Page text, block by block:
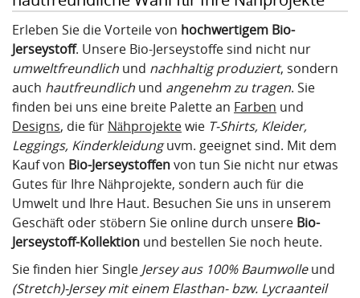
Erleben Sie die Vorteile von hochwertigem Bio-
Jerseystoff. Unsere Bio-Jerseystoffe sind nicht nur
umweltfreundlich und nachhaltig produziert, sondern
auch hautfreundlich und angenehm zu tragen. Sie
finden bei uns eine breite Palette an Farben und
Designs, die für Nähprojektewie T-Shirts, Kleider,
Leggings, Kinderkleidunguvm. geeignet sind. Mit dem
Kauf von Bio-Jerseystoffenvon tun Sie nicht nur etwas
Gutes für Ihre Nähprojekte, sondern auch für die
Umwelt und Ihre Haut. Besuchen Sie uns in unserem
Geschäft oder stöbern Sie online durch unsere Bio-
Jerseystoff-Kollektion und bestellen Sie noch heute.
Sie finden hier Single Jersey aus 100% Baumwolleund
(Stretch)-Jersey mit einem Elasthan- bzw. Lycraanteil